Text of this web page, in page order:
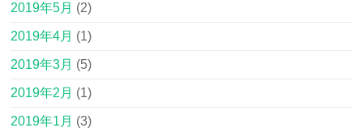
2019年5月 (2)
2019年4月 (1)
2019年3月 (5)
2019年2月 (1)
2019年1月 (3)